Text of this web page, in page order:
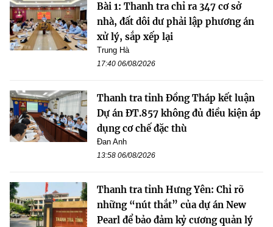
Bài 1: Thanh tra chỉ ra 347 cơ sở
nhà, đất dôi dư phải lập phương án
xử lý, sắp xếp lại
Trung Hà
17:40 06/08/2026
Thanh tra tỉnh Đồng Tháp kết luận
Dự án ĐT.857 không đủ điều kiện áp
dụng cơ chế đặc thù
Đan Anh
13:58 06/08/2026
Thanh tra tỉnh Hưng Yên: Chỉ rõ
những “nút thắt” của dự án New
Pearl để bảo đảm kỷ cương quản lý